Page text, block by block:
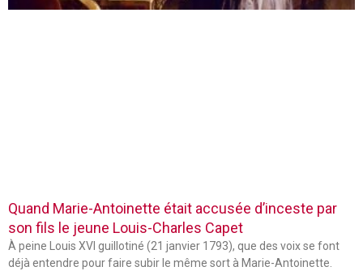
Quand Marie-Antoinette était accusée d’inceste par
son fils le jeune Louis-Charles Capet
À peine Louis XVI guillotiné (21 janvier 1793), que des voix se font
déjà entendre pour faire subir le même sort à Marie-Antoinette.